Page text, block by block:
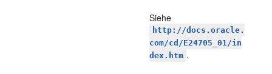
Siehe
http://docs.oracle.
com/cd/E24705_01/in
dex.htm .